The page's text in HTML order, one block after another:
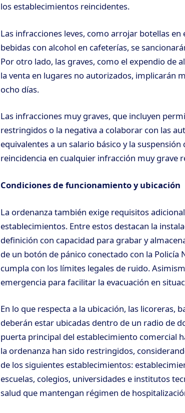
los establecimientos reincidentes.
Las infracciones leves, como arrojar botellas
bebidas con alcohol en cafeterías, se
Por otro lado, las graves, como el expendio de
la venta en lugares no autorizados, implicarán
ocho días.
Las infracciones muy graves, que incluyen
restringidos o la negativa a colaborar con las
equivalentes a un salario básico y la
reincidencia en cualquier infracción muy grave
Condiciones de funcionamiento y ubicación
La ordenanza también exige requisitos
establecimientos. Entre estos destacan la
definición con capacidad para grabar y
de un botón de pánico conectado con la
cumpla con los límites legales de ruido.
emergencia para facilitar la evacuación en
En lo que respecta a la ubicación, las licoreras,
deberán estar ubicadas dentro de un radio de
puerta principal del establecimiento comercial
la ordenanza han sido restringidos,
de los siguientes establecimientos:
escuelas, colegios, universidades e institutos
salud que mantengan régimen de